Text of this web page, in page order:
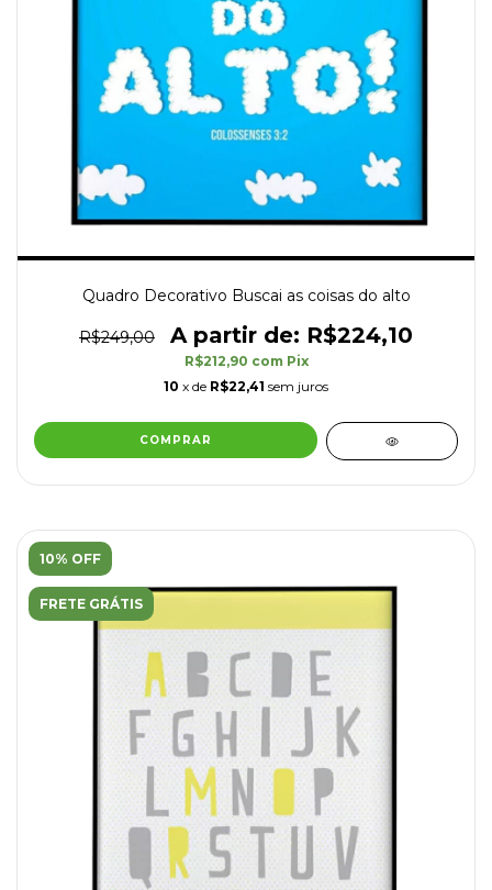
Quadro Decorativo Buscai as coisas do alto
R$249,00 R$224,10
R$212,90 com Pix
10 x de R$22,41 sem juros
COMPRAR
10% OFF
FRETE GRÁTIS